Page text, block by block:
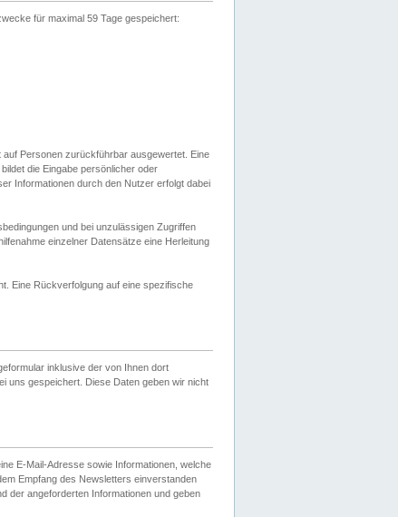
für maximal 59 Tage gespeichert:
Personen zurückführbar ausgewertet. Eine
die Eingabe persönlicher oder
Informationen durch den Nutzer erfolgt dabei
und bei unzulässigen Zugriffen
einzelner Datensätze eine Herleitung
Eine Rückverfolgung auf eine spezifische
inklusive der von Ihnen dort
uns gespeichert. Diese Daten geben wir nicht
E-Mail-Adresse sowie Informationen, welche
Empfang des Newsletters einverstanden
der angeforderten Informationen und geben